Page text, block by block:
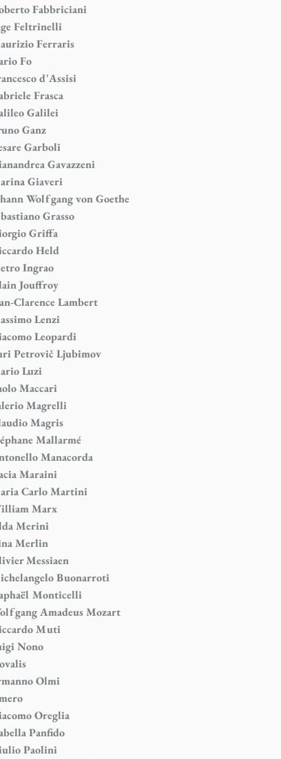
Fabbriciani
Feltrinelli
Ferraris
Fo
d'Assisi
Frasca
Galilei
Ganz
Garboli
Gavazzeni
Giaveri
Wolfgang von Goethe
Grasso
Griffa
Held
Ingrao
Jouffroy
Clarence Lambert
Lenzi
Leopardi
Petrovič Ljubimov
Luzi
Maccari
Magrelli
Magris
Mallarmé
Manacorda
Maraini
Carlo Martini
Marx
Merini
Merlin
Messiaen
Buonarroti
Monticelli
Amadeus Mozart
Muti
Nono
Olmi
Oreglia
Panfido
Paolini